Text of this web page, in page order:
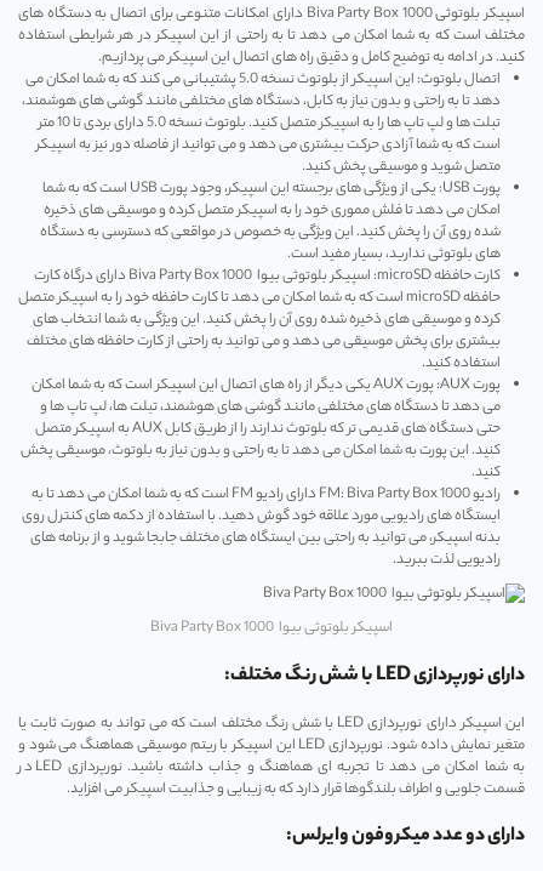
اسپیکر بلوتوثی Biva Party Box 1000 دارای امکانات متنوعی برای اتصال به دستگاه ‌های
مختلف است که به شما امکان می‌ دهد تا به راحتی از این اسپیکر در هر شرایطی استفاده
کنید. در ادامه به توضیح کامل و دقیق راه‌ های اتصال این اسپیکر می ‌پردازیم.
اتصال بلوتوث: این اسپیکر از بلوتوث نسخه 5.0 پشتیبانی می‌ کند که به شما امکان می
‌دهد تا به راحتی و بدون نیاز به کابل، دستگاه‌ های مختلفی مانند گوشی ‌های هوشمند،
تبلت‌ ها و لپ ‌تاپ‌ ها را به اسپیکر متصل کنید. بلوتوث نسخه 5.0 دارای بردی تا 10 متر
است که به شما آزادی حرکت بیشتری می‌ دهد و می‌ توانید از فاصله دور نیز به اسپیکر
متصل شوید و موسیقی پخش کنید.
پورت USB: یکی از ویژگی ‌های برجسته این اسپیکر، وجود پورت USB است که به شما
امکان می ‌دهد تا فلش مموری خود را به اسپیکر متصل کرده و موسیقی ‌های ذخیره
شده روی آن را پخش کنید. این ویژگی به خصوص در مواقعی که دسترسی به دستگاه
‌های بلوتوثی ندارید، بسیار مفید است.
کارت حافظه microSD: اسپیکر بلوتوثی بیوا Biva Party Box 1000 دارای درگاه کارت
حافظه microSD است که به شما امکان می ‌دهد تا کارت حافظه خود را به اسپیکر متصل
کرده و موسیقی ‌های ذخیره شده روی آن را پخش کنید. این ویژگی به شما انتخاب ‌های
بیشتری برای پخش موسیقی می ‌دهد و می ‌توانید به راحتی از کارت حافظه‌ های مختلف
استفاده کنید.
پورت AUX: پورت AUX یکی دیگر از راه ‌های اتصال این اسپیکر است که به شما امکان
می‌ دهد تا دستگاه ‌های مختلفی مانند گوشی‌ های هوشمند، تبلت‌ ها، لپ‌ تاپ‌ ها و
حتی دستگاه ‌های قدیمی ‌تر که بلوتوث ندارند را از طریق کابل AUX به اسپیکر متصل
کنید. این پورت به شما امکان می ‌دهد تا به راحتی و بدون نیاز به بلوتوث، موسیقی پخش
کنید.
رادیو FM: Biva Party Box 1000 دارای رادیو FM است که به شما امکان می ‌دهد تا به
ایستگاه ‌های رادیویی مورد علاقه خود گوش دهید. با استفاده از دکمه ‌های کنترل روی
بدنه اسپیکر، می ‌توانید به راحتی بین ایستگاه‌ های مختلف جابجا شوید و از برنامه ‌های
رادیویی لذت ببرید.
اسپیکر بلوتوثی بیوا Biva Party Box 1000
دارای نورپردازی LED با شش رنگ مختلف:
این اسپیکر دارای نورپردازی LED با شش رنگ مختلف است که می ‌تواند به صورت ثابت یا
متغیر نمایش داده شود. نورپردازی LED این اسپیکر با ریتم موسیقی هماهنگ می‌ شود و
به شما امکان می‌ دهد تا تجربه ‌ای هماهنگ و جذاب داشته باشید. نورپردازی LED در
قسمت جلویی و اطراف بلندگوها قرار دارد که به زیبایی و جذابیت اسپیکر می‌ افزاید.
دارای دو عدد میکروفون وایرلس: